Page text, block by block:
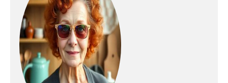
HOMOGÈNES : le
mouvement satellite fait
tourner les fouets et le
bol simultanément et
assure l'incorporation de
tous les ingrédients
ULTRA-COMPACT :
robot pâtissier adapté à